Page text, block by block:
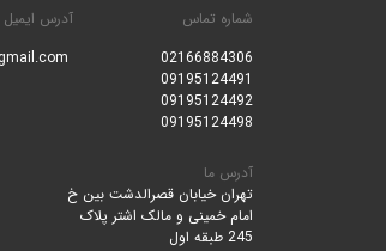
شماره تماس
02166884306
09195124491
09195124492
09195124498
آدرس ایمیل
آدرس ما
تهران خیابان قصرالدشت بین خ
امام خمینی و مالک اشتر پلاک
245 طبقه اول